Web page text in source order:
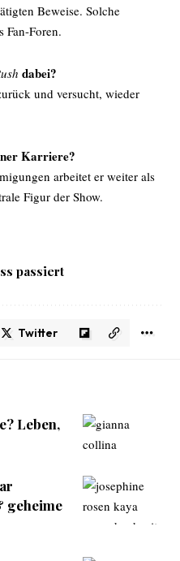
Beweise. Solche
Fan-Foren.
dabei?
und versucht, wieder
Karriere?
arbeitet er weiter als
Figur der Show.
passiert
Twitter
Leben,
geheime